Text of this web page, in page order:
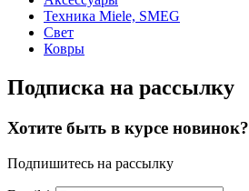
Техника Miele, SMEG
Свет
Ковры
Подписка на рассылку
Хотите быть в курсе новинок?
Подпишитесь на рассылку